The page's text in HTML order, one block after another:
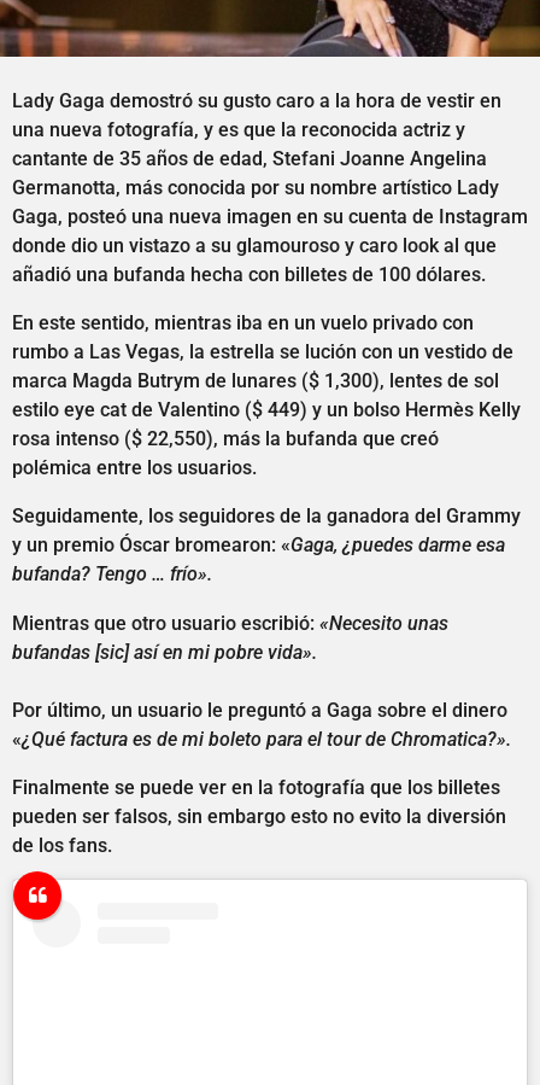
Lady Gaga demostró su gusto caro a la hora de vestir en
una nueva fotografía, y es que la reconocida actriz y
cantante de 35 años de edad, Stefani Joanne Angelina
Germanotta, más conocida por su nombre artístico Lady
Gaga, posteó una nueva imagen en su cuenta de Instagram
donde dio un vistazo a su glamouroso y caro look al que
añadió una bufanda hecha con billetes de 100 dólares.
En este sentido, mientras iba en un vuelo privado con
rumbo a Las Vegas, la estrella se lución con un vestido de
marca Magda Butrym de lunares ($ 1,300), lentes de sol
estilo eye cat de Valentino ($ 449) y un bolso Hermès Kelly
rosa intenso ($ 22,550), más la bufanda que creó
polémica entre los usuarios.
Seguidamente, los seguidores de la ganadora del Grammy
y un premio Óscar bromearon: «Gaga, ¿puedes darme esa
bufanda? Tengo … frío».
Mientras que otro usuario escribió: «Necesito unas
bufandas [sic] así en mi pobre vida».
Por último, un usuario le preguntó a Gaga sobre el dinero
«¿Qué factura es de mi boleto para el tour de Chromatica?».
Finalmente se puede ver en la fotografía que los billetes
pueden ser falsos, sin embargo esto no evito la diversión
de los fans.